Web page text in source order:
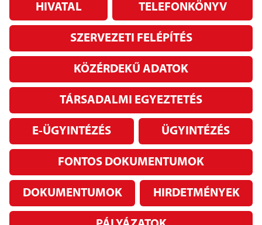
HIVATAL TELEFONKÖNYV
SZERVEZETI FELÉPÍTÉS
KÖZÉRDEKŰ ADATOK
TÁRSADALMI EGYEZTETÉS
E-ÜGYINTÉZÉS ÜGYINTÉZÉS
FONTOS DOKUMENTUMOK
DOKUMENTUMOK HIRDETMÉNYEK